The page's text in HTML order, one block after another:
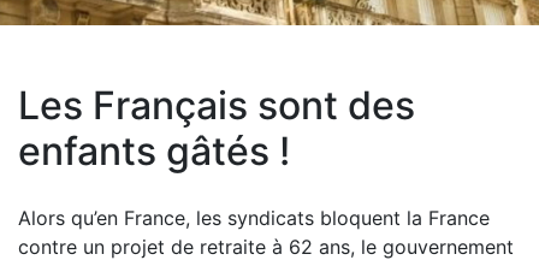
Les Français sont des
enfants gâtés !
Alors qu’en France, les syndicats bloquent la France
contre un projet de retraite à 62 ans, le gouvernement